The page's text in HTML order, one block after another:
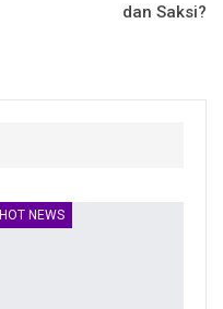
dan Saksi?
HOT NEWS